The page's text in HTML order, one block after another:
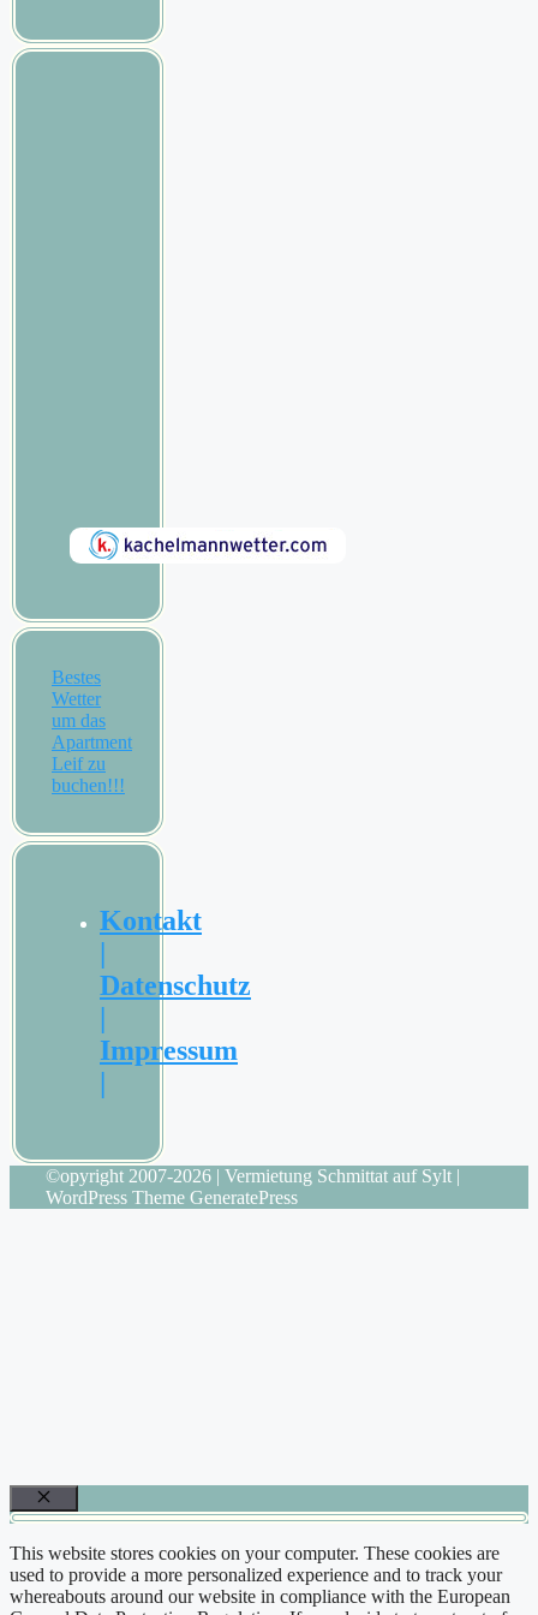
Bestes
Wetter
um das
Apartment
Leif zu
buchen!!!
Kontakt
|
Datenschutz
|
Impressum
|
©opyright 2007-2026 | Vermietung Schmittat auf Sylt |
WordPress Theme GeneratePress
Schließen
This website stores cookies on your computer. These cookies are
used to provide a more personalized experience and to track your
whereabouts around our website in compliance with the European